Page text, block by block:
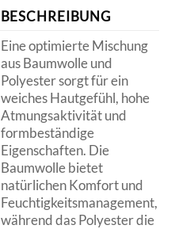
BESCHREIBUNG
Eine optimierte Mischung
aus Baumwolle und
Polyester sorgt für ein
weiches Hautgefühl, hohe
Atmungsaktivität und
formbeständige
Eigenschaften. Die
Baumwolle bietet
natürlichen Komfort und
Feuchtigkeitsmanagement,
während das Polyester die